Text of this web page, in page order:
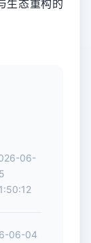
生态重构的
06-
06-04